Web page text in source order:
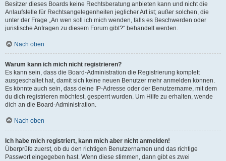
Besitzer dieses Boards keine Rechtsberatung anbieten kann und nicht die
Anlaufstelle für Rechtsangelegenheiten jeglicher Art ist; außer solchen, die
unter der Frage „An wen soll ich mich wenden, falls es Beschwerden oder
juristische Anfragen zu diesem Forum gibt?“ behandelt werden.
Nach oben
Warum kann ich mich nicht registrieren?
Es kann sein, dass die Board-Administration die Registrierung komplett
ausgeschaltet hat, damit sich keine neuen Benutzer mehr anmelden können.
Es könnte auch sein, dass deine IP-Adresse oder der Benutzername, mit dem
du dich registrieren möchtest, gesperrt wurden. Um Hilfe zu erhalten, wende
dich an die Board-Administration.
Nach oben
Ich habe mich registriert, kann mich aber nicht anmelden!
Überprüfe zuerst, ob du den richtigen Benutzernamen und das richtige
Passwort eingegeben hast. Wenn diese stimmen, dann gibt es zwei